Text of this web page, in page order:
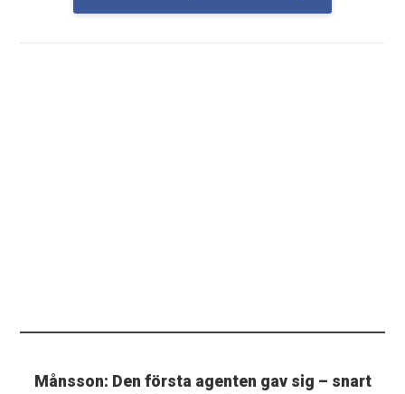
Månsson: Den första agenten gav sig – snart